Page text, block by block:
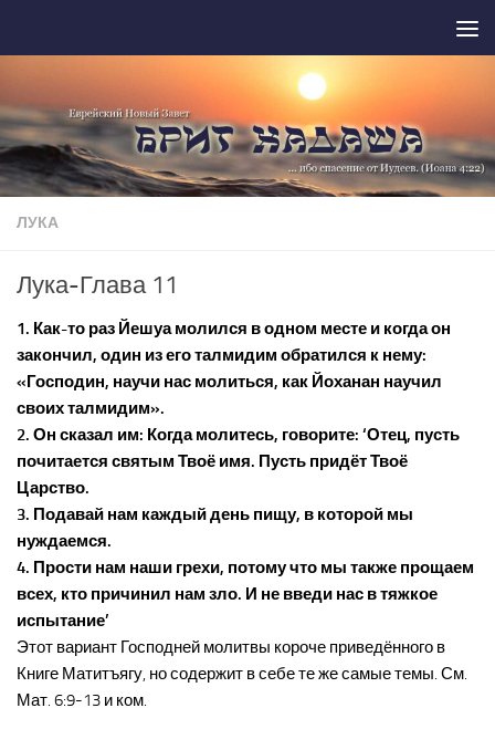
ЛУКА
Лука-Глава 11
1. Как-то раз Йешуа молился в одном месте и когда он
закончил, один из его талмидим обратился к нему:
«Господин, научи нас молиться, как Йоханан научил
своих талмидим».
2. Он сказал им: Когда молитесь, говорите: ‘Отец, пусть
почитается святым Твоё имя. Пусть придёт Твоё
Царство.
3. Подавай нам каждый день пищу, в которой мы
нуждаемся.
4. Прости нам наши грехи, потому что мы также прощаем
всех, кто причинил нам зло. И не введи нас в тяжкое
испытание’
Этот вариант Господней молитвы короче приведённого в
Книге Матитъягу, но содержит в себе те же самые темы. См.
Мат. 6:9-13 и ком.